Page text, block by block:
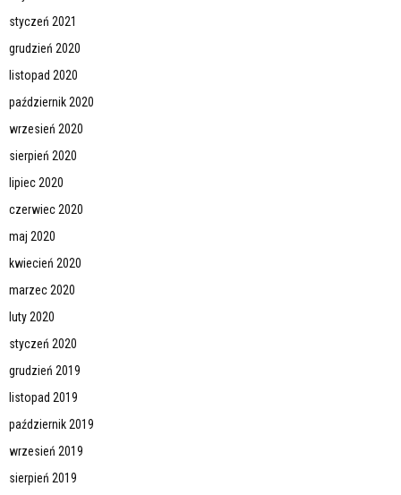
styczeń 2021
grudzień 2020
listopad 2020
październik 2020
wrzesień 2020
sierpień 2020
lipiec 2020
czerwiec 2020
maj 2020
kwiecień 2020
marzec 2020
luty 2020
styczeń 2020
grudzień 2019
listopad 2019
październik 2019
wrzesień 2019
sierpień 2019